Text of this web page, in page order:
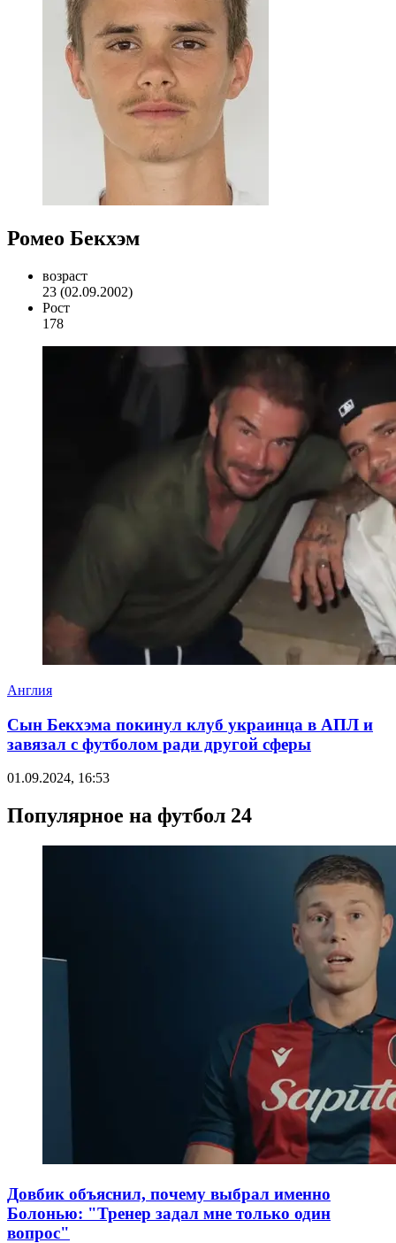
Ромео Бекхэм
возраст
23 (02.09.2002)
Рост
178
Англия
Сын Бекхэма покинул клуб украинца в АПЛ и
завязал с футболом ради другой сферы
01.09.2024, 16:53
Популярное на футбол 24
Довбик объяснил, почему выбрал именно
Болонью: "Тренер задал мне только один
вопрос"